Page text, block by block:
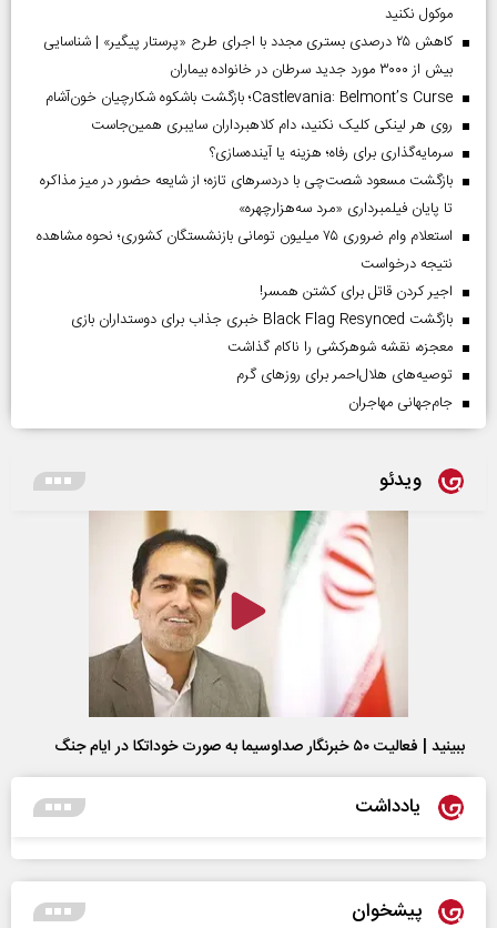
موکول نکنید
کاهش ۲۵ درصدی بستری مجدد با اجرای طرح «پرستار پیگیر» | شناسایی
بیش از ۳۰۰۰ مورد جدید سرطان در خانواده بیماران
Castlevania: Belmont’s Curse؛ بازگشت باشکوه شکارچیان خون‌آشام
روی هر لینکی کلیک نکنید، دام کلاهبرداران سایبری همین‌جاست
سرمایه‌گذاری برای رفاه؛ هزینه یا آینده‌سازی؟
بازگشت مسعود شصت‌چی با دردسر‌های تازه؛ از شایعه حضور در میز مذاکره
تا پایان فیلمبرداری «مرد سه‌هزارچهره»
استعلام وام ضروری ۷۵ میلیون تومانی بازنشستگان کشوری؛ نحوه مشاهده
نتیجه درخواست
اجیر کردن قاتل برای کشتن همسر!
بازگشت Black Flag Resynced خبری جذاب برای دوستداران بازی
معجزه، نقشه شوهرکشی را ناکام گذاشت
توصیه‌های هلال‌احمر برای روز‌های گرم
جام‌جهانی مهاجران
ویدئو
ببینید | فعالیت ۵۰ خبرنگار صداوسیما به صورت خوداتکا در ایام جنگ
یادداشت
پیشخوان